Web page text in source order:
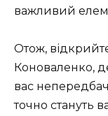
важливий
Отож,
Коноваленко,
вас
точно стануть